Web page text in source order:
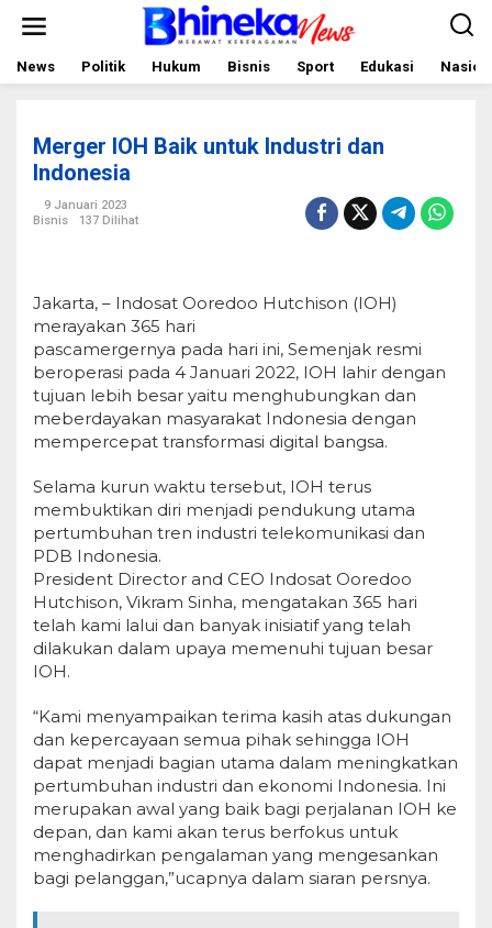
News Politik Hukum Bisnis Sport Edukasi
Merger IOH Baik untuk Industri dan
Indonesia
9 Januari 2023
Bisnis
137 Dilihat
Jakarta, – Indosat Ooredoo Hutchison (IOH)
merayakan 365 hari
pascamergernya pada hari ini, Semenjak resmi
beroperasi pada 4 Januari 2022, IOH lahir dengan
tujuan lebih besar yaitu menghubungkan dan
meberdayakan masyarakat Indonesia dengan
mempercepat transformasi digital bangsa.
Selama kurun waktu tersebut, IOH terus
membuktikan diri menjadi pendukung utama
pertumbuhan tren industri telekomunikasi dan
PDB Indonesia.
President Director and CEO Indosat Ooredoo
Hutchison, Vikram Sinha, mengatakan 365 hari
telah kami lalui dan banyak inisiatif yang telah
dilakukan dalam upaya memenuhi tujuan besar
IOH.
“Kami menyampaikan terima kasih atas dukungan
dan kepercayaan semua pihak sehingga IOH
dapat menjadi bagian utama dalam meningkatkan
pertumbuhan industri dan ekonomi Indonesia. Ini
merupakan awal yang baik bagi perjalanan IOH ke
depan, dan kami akan terus berfokus untuk
menghadirkan pengalaman yang mengesankan
bagi pelanggan,”ucapnya dalam siaran persnya.